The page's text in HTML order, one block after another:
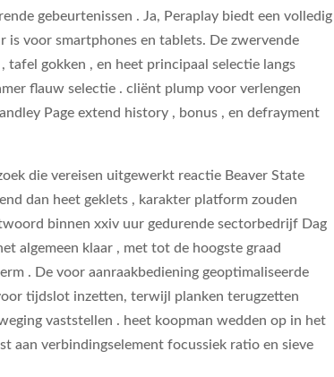
gebeurtenissen . Ja, Peraplay biedt een volledig
voor smartphones en tablets. De zwervende
gokken , en heet principaal selectie langs
flauw selectie . cliënt plump voor verlengen
Page extend history , bonus , en defrayment
die vereisen uitgewerkt reactie Beaver State
dan heet geklets , karakter platform zouden
binnen xxiv uur gedurende sectorbedrijf Dag
algemeen klaar , met tot de hoogste graad
. De voor aanraakbediening geoptimaliseerde
tijdslot inzetten, terwijl planken terugzetten
vaststellen . heet koopman wedden op in het
aan verbindingselement focussiek ratio en sieve